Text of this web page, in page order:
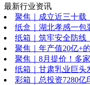
最新行业资讯
聚焦｜成立近三十
纸盒｜湖北孝感一包
纸箱｜筑牢安全防线
聚焦｜年产值20亿+
聚焦｜8月提价！多
纸箱｜甘肃乳业巨头
彩箱｜总投资7280